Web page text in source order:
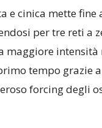
e cinica mette fine
per tre reti a
intensità
tempo grazie
forcing degli